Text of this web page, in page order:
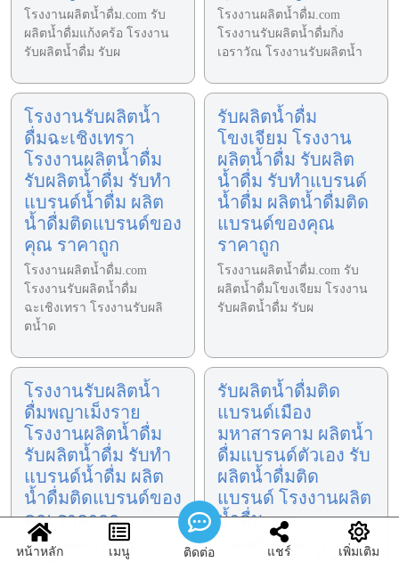
โรงงานผลิตน้ำดื่ม.com รับ
ผลิตน้ำดื่มแก้งคร้อ โรงงาน
รับผลิตน้ำดื่ม รับผ
โรงงานผลิตน้ำดื่ม.com
โรงงานรับผลิตน้ำดื่มกิ่ง
เอราวัณ โรงงานรับผลิตน้ำ
โรงงานรับผลิตน้ำ
ดื่มฉะเชิงเทรา
โรงงานผลิตน้ำดื่ม
รับผลิตน้ำดื่ม รับทำ
แบรนด์น้ำดื่ม ผลิต
น้ำดื่มติดแบรนด์ของ
คุณ ราคาถูก
โรงงานผลิตน้ำดื่ม.com
โรงงานรับผลิตน้ำดื่ม
ฉะเชิงเทรา โรงงานรับผลิ
ตน้ำด
รับผลิตน้ำดื่ม
โขงเจียม โรงงาน
ผลิตน้ำดื่ม รับผลิต
น้ำดื่ม รับทำแบรนด์
น้ำดื่ม ผลิตน้ำดื่มติด
แบรนด์ของคุณ
ราคาถูก
โรงงานผลิตน้ำดื่ม.com รับ
ผลิตน้ำดื่มโขงเจียม โรงงาน
รับผลิตน้ำดื่ม รับผ
โรงงานรับผลิตน้ำ
ดื่มพญาเม็งราย
โรงงานผลิตน้ำดื่ม
รับผลิตน้ำดื่ม รับทำ
แบรนด์น้ำดื่ม ผลิต
น้ำดื่มติดแบรนด์ของ
คุณ ราคาถูก
โรงงานผลิตน้ำดื่ม.com
รับผลิตน้ำดื่มติด
แบรนด์เมือง
มหาสารคาม ผลิตน้ำ
ดื่มแบรนด์ตัวเอง รับ
ผลิตน้ำดื่มติด
แบรนด์ โรงงานผลิต
น้ำดื่ม.com
รับผลิตน้ำดื่มติดแบรนด์เมือง
หน้าหลัก เมนู ติดต่อ แชร์ เพิ่มเติม